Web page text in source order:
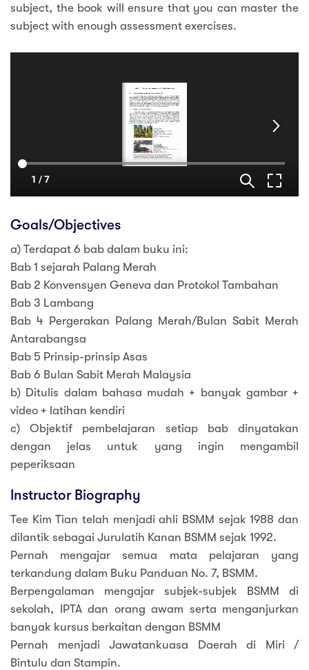
subject, the book will ensure that you can master the
subject with enough assessment exercises.
Goals/Objectives
a) Terdapat 6 bab dalam buku ini:
Bab 1 sejarah Palang Merah
Bab 2 Konvensyen Geneva dan Protokol Tambahan
Bab 3 Lambang
Bab 4 Pergerakan Palang Merah/Bulan Sabit Merah
Antarabangsa
Bab 5 Prinsip-prinsip Asas
Bab 6 Bulan Sabit Merah Malaysia
b) Ditulis dalam bahasa mudah + banyak gambar +
video + latihan kendiri
c) Objektif pembelajaran setiap bab dinyatakan
dengan jelas untuk yang ingin mengambil
peperiksaan
Instructor Biography
Tee Kim Tian telah menjadi ahli BSMM sejak 1988 dan
dilantik sebagai Jurulatih Kanan BSMM sejak 1992.
Pernah mengajar semua mata pelajaran yang
terkandung dalam Buku Panduan No. 7, BSMM.
Berpengalaman mengajar subjek-subjek BSMM di
sekolah, IPTA dan orang awam serta menganjurkan
banyak kursus berkaitan dengan BSMM
Pernah menjadi Jawatankuasa Daerah di Miri /
Bintulu dan Stampin.